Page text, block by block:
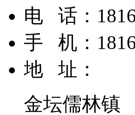
电 话：
手 机：
地 址：
金坛儒林镇